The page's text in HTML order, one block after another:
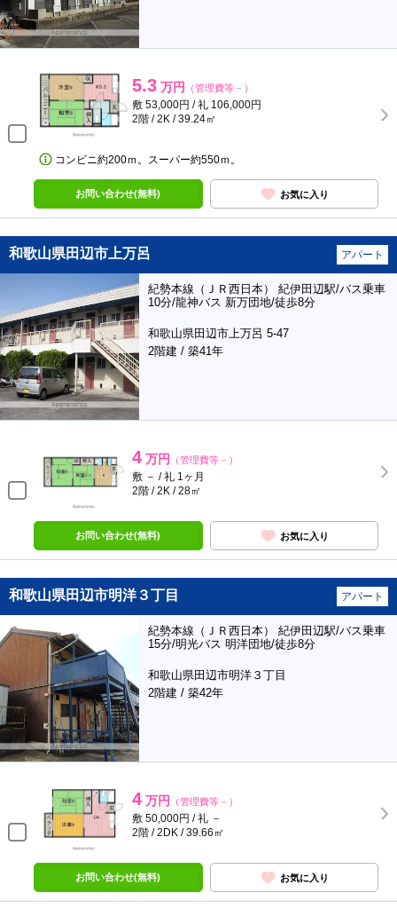
5.3 万円 （管理費等－）
敷 53,000円 / 礼 106,000円
2階 / 2K / 39.24㎡
コンビニ約200ｍ。スーパー約550ｍ。
お問い合わせ(無料) お気に入り
和歌山県田辺市上万呂 アパート
紀勢本線（ＪＲ西日本） 紀伊田辺駅/バス乗車
10分/龍神バス 新万団地/徒歩8分
和歌山県田辺市上万呂 5-47
2階建 / 築41年
4 万円 （管理費等－）
敷 － / 礼 1ヶ月
2階 / 2K / 28㎡
お問い合わせ(無料) お気に入り
和歌山県田辺市明洋３丁目 アパート
紀勢本線（ＪＲ西日本） 紀伊田辺駅/バス乗車
15分/明光バス 明洋団地/徒歩8分
和歌山県田辺市明洋３丁目
2階建 / 築42年
4 万円 （管理費等－）
敷 50,000円 / 礼 －
2階 / 2DK / 39.66㎡
お問い合わせ(無料) お気に入り